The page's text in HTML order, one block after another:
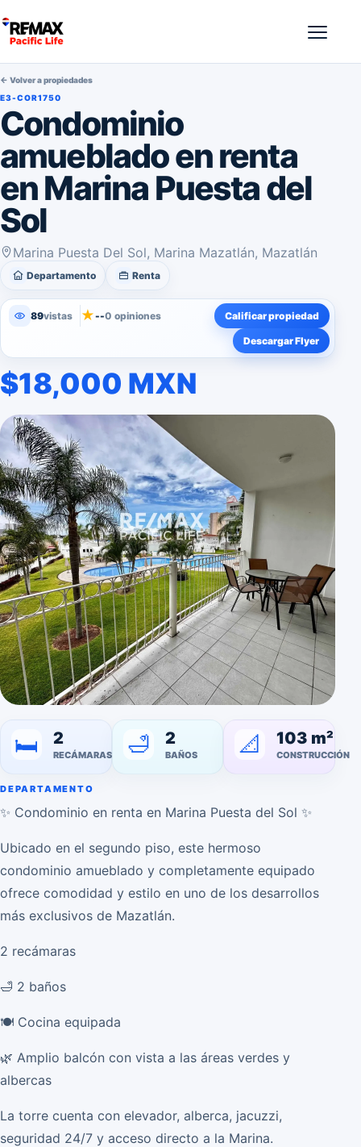
← Volver a propiedades
E3-COR1750
Condominio
amueblado en renta
en Marina Puesta del
Sol
Marina Puesta Del Sol, Marina Mazatlán, Mazatlán
Departamento Renta
89vistas ★--0 opiniones Calificar propiedad
Descargar Flyer
$18,000 MXN
🛏️ 2
RECÁMARAS 🛁 2
BAÑOS 📐 103 m²
CONSTRUCCIÓN
DEPARTAMENTO
✨ Condominio en renta en Marina Puesta del Sol ✨
Ubicado en el segundo piso, este hermoso
condominio amueblado y completamente equipado
ofrece comodidad y estilo en uno de los desarrollos
más exclusivos de Mazatlán.
2 recámaras
🛁 2 baños
🍽 Cocina equipada
🌿 Amplio balcón con vista a las áreas verdes y
albercas
La torre cuenta con elevador, alberca, jacuzzi,
seguridad 24/7 y acceso directo a la Marina.